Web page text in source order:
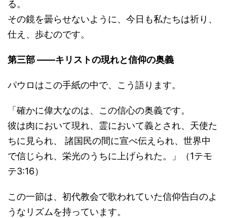
る。
その鏡を曇らせないように、今日も私たちは祈り、
仕え、歩むのです。
第三部 ――キリストの現れと信仰の奥義
パウロはこの手紙の中で、こう語ります。
「確かに偉大なのは、この信心の奥義です。
彼は肉において現れ、霊において義とされ、天使た
ちに見られ、 諸国民の間に宣べ伝えられ、世界中
で信じられ、栄光のうちに上げられた。」（1テモ
テ3:16）
この一節は、初代教会で歌われていた信仰告白のよ
うなリズムを持っています。